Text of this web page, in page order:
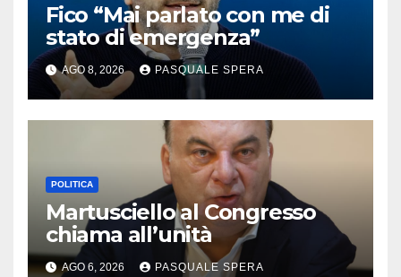
Fico “Mai parlato con me di
stato di emergenza”
AGO 8, 2026 PASQUALE SPERA
POLITICA
Martusciello al Congresso
chiama all’unità
AGO 6, 2026 PASQUALE SPERA